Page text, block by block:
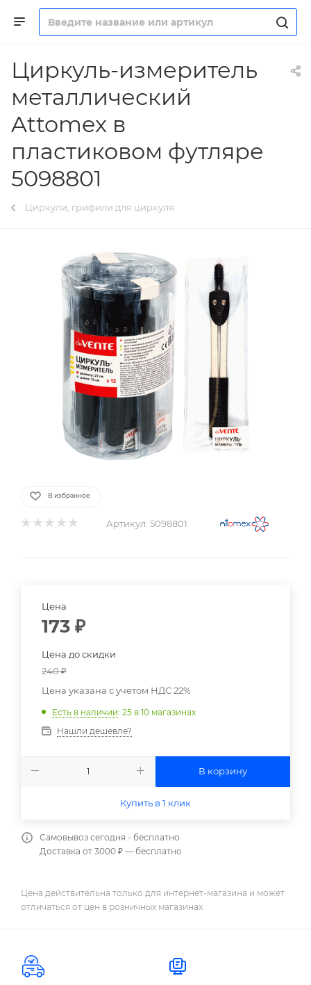
Циркуль-измеритель
металлический
Attomex в
пластиковом футляре
5098801
Циркули, грифили для циркуля
В избранное
Артикул: 5098801
Цена
173 ₽
Цена до скидки
240₽
Цена указана с учетом НДС 22%
Есть в наличии: 25 в 10 магазинах
Нашли дешевле?
В корзину
Купить в 1 клик
Самовывоз сегодня - бесплатно
Доставка от 3000 ₽ — бесплатно
Цена действительна только для интернет-магазина и может
отличаться от цен в розничных магазинах